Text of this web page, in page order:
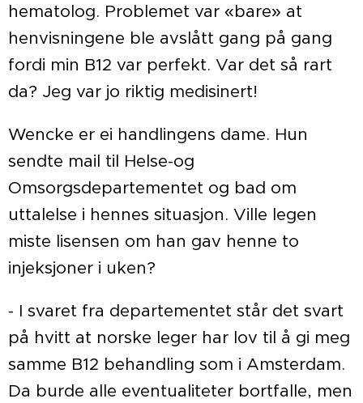
hematolog. Problemet var «bare» at
henvisningene ble avslått gang på gang
fordi min B12 var perfekt. Var det så rart
da? Jeg var jo riktig medisinert!
Wencke er ei handlingens dame. Hun
sendte mail til Helse-og
Omsorgsdepartementet og bad om
uttalelse i hennes situasjon. Ville legen
miste lisensen om han gav henne to
injeksjoner i uken?
- I svaret fra departementet står det svart
på hvitt at norske leger har lov til å gi meg
samme B12 behandling som i Amsterdam.
Da burde alle eventualiteter bortfalle, men